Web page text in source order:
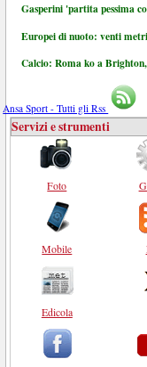
Gasperini 'partita pessima
Europei di nuoto: venti
Calcio: Roma ko a
Ansa Sport - Tutti gli Rss
Servizi e strumenti
Foto
Mobile
Edicola